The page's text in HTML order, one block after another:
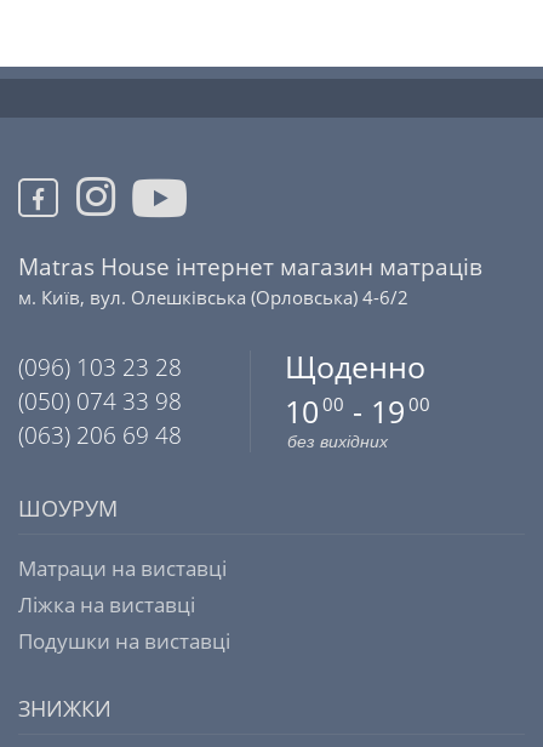
Matras House інтернет магазин матраців
м. Київ, вул. Олешківська (Орловська) 4-6/2
(096) 103 23 28
(050) 074 33 98
(063) 206 69 48
Щоденно
10 00 - 19 00
без вихідних
ШОУРУМ
Матраци на виставці
Ліжка на виставці
Подушки на виставці
ЗНИЖКИ